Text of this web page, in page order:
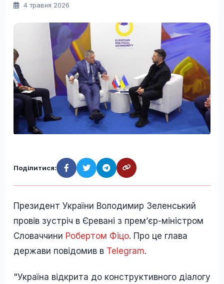
4 травня 2026
Поділитися:
Президент України Володимир Зеленський
провів зустріч в Єревані з премʼєр-міністром
Словаччини Робертом Фіцо. Про це глава
держави повідомив в Telegram.
"Україна відкрита до конструктивного діалогу